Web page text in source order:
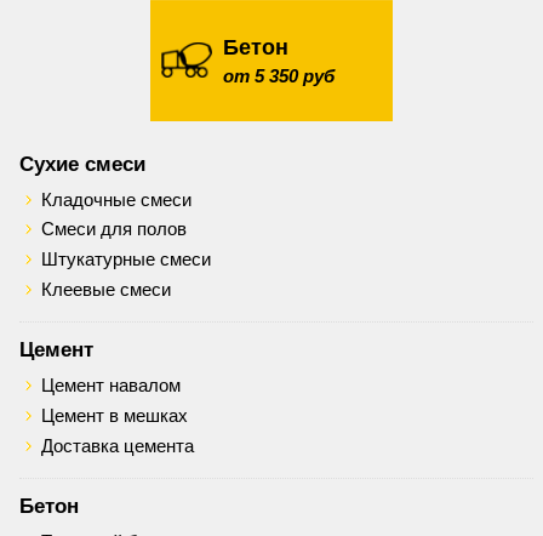
Бетон
от 5 350 руб
Сухие смеси
Кладочные смеси
Смеси для полов
Штукатурные смеси
Клеевые смеси
Цемент
Цемент навалом
Цемент в мешках
Доставка цемента
Бетон